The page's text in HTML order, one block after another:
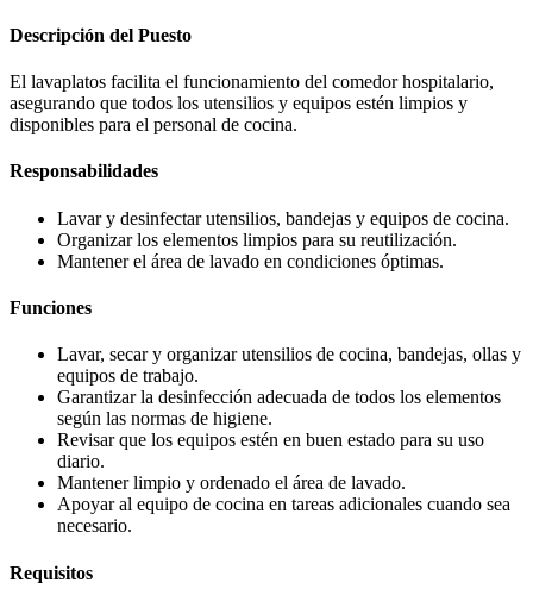
Descripción del Puesto
El lavaplatos facilita el funcionamiento del comedor hospitalario,
asegurando que todos los utensilios y equipos estén limpios y
disponibles para el personal de cocina.
Responsabilidades
Lavar y desinfectar utensilios, bandejas y equipos de cocina.
Organizar los elementos limpios para su reutilización.
Mantener el área de lavado en condiciones óptimas.
Funciones
Lavar, secar y organizar utensilios de cocina, bandejas, ollas y
equipos de trabajo.
Garantizar la desinfección adecuada de todos los elementos
según las normas de higiene.
Revisar que los equipos estén en buen estado para su uso
diario.
Mantener limpio y ordenado el área de lavado.
Apoyar al equipo de cocina en tareas adicionales cuando sea
necesario.
Requisitos